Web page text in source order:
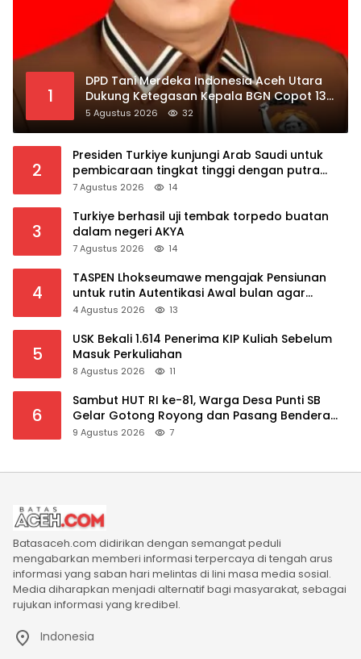
1
DPD Tani Merdeka Indonesia Aceh Utara
Dukung Ketegasan Kepala BGN Copot 137
Kepala SPPG
5 Agustus 2026 32
2
Presiden Turkiye kunjungi Arab Saudi untuk
pembicaraan tingkat tinggi dengan putra
mahkota Saudi dan PM Pakistan
7 Agustus 2026 14
3
Turkiye berhasil uji tembak torpedo buatan
dalam negeri AKYA
7 Agustus 2026 14
4
TASPEN Lhokseumawe mengajak Pensiunan
untuk rutin Autentikasi Awal bulan agar
Manfaat Pensiun tetap Lancar
4 Agustus 2026 13
5
USK Bekali 1.614 Penerima KIP Kuliah Sebelum
Masuk Perkuliahan
8 Agustus 2026 11
6
Sambut HUT RI ke-81, Warga Desa Punti SB
Gelar Gotong Royong dan Pasang Bendera
Merah Putih
9 Agustus 2026 7
Batasaceh.com didirikan dengan semangat peduli
mengabarkan memberi informasi terpercaya di tengah arus
informasi yang saban hari melintas di lini masa media sosial.
Media diharapkan menjadi alternatif bagi masyarakat, sebagai
rujukan informasi yang kredibel.
Indonesia